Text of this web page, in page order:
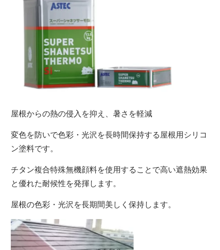
屋根からの熱の侵入を抑え、暑さを軽減
変色を防いで色彩・光沢を長時間保持する屋根用シリコ
ン塗料です。
チタン複合特殊無機顔料を使用することで高い遮熱効果
と優れた耐候性を発揮します。
屋根の色彩・光沢を長期間美しく保持します。